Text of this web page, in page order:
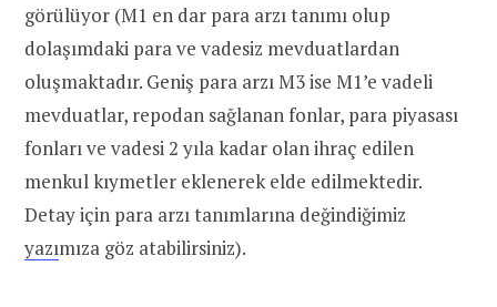
görülüyor (M1 en dar para arzı tanımı olup
dolaşımdaki para ve vadesiz mevduatlardan
oluşmaktadır. Geniş para arzı M3 ise M1’e vadeli
mevduatlar, repodan sağlanan fonlar, para piyasası
fonları ve vadesi 2 yıla kadar olan ihraç edilen
menkul kıymetler eklenerek elde edilmektedir.
Detay için para arzı tanımlarına değindiğimiz
yazımıza göz atabilirsiniz).